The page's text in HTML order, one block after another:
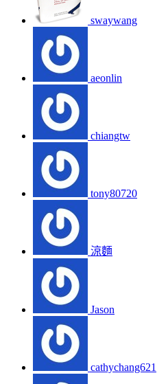
swaywang
aeonlin
chiangtw
tony80720
涼麵
Jason
cathychang621